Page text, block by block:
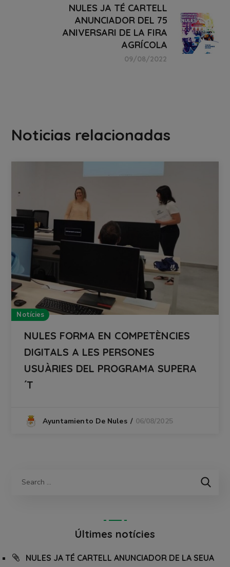
NULES JA TÉ CARTELL
ANUNCIADOR DEL 75
ANIVERSARI DE LA FIRA
AGRÍCOLA
09/08/2022
Noticias relacionadas
Notícies
NULES FORMA EN COMPETÈNCIES
DIGITALS A LES PERSONES
USUÀRIES DEL PROGRAMA SUPERA
´T
Ayuntamiento De Nules 06/08/2025
Últimes notícies
NULES JA TÉ CARTELL ANUNCIADOR DE LA SEUA